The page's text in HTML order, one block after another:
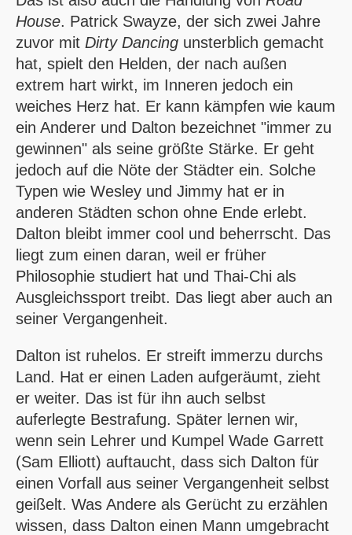
House. Patrick Swayze, der sich zwei Jahre
zuvor mit Dirty Dancing unsterblich gemacht
hat, spielt den Helden, der nach außen
extrem hart wirkt, im Inneren jedoch ein
weiches Herz hat. Er kann kämpfen wie kaum
ein Anderer und Dalton bezeichnet "immer zu
gewinnen" als seine größte Stärke. Er geht
jedoch auf die Nöte der Städter ein. Solche
Typen wie Wesley und Jimmy hat er in
anderen Städten schon ohne Ende erlebt.
Dalton bleibt immer cool und beherrscht. Das
liegt zum einen daran, weil er früher
Philosophie studiert hat und Thai-Chi als
Ausgleichssport treibt. Das liegt aber auch an
seiner Vergangenheit.
Dalton ist ruhelos. Er streift immerzu durchs
Land. Hat er einen Laden aufgeräumt, zieht
er weiter. Das ist für ihn auch selbst
auferlegte Bestrafung. Später lernen wir,
wenn sein Lehrer und Kumpel Wade Garrett
(Sam Elliott) auftaucht, dass sich Dalton für
einen Vorfall aus seiner Vergangenheit selbst
geißelt. Was Andere als Gerücht zu erzählen
wissen, dass Dalton einen Mann umgebracht